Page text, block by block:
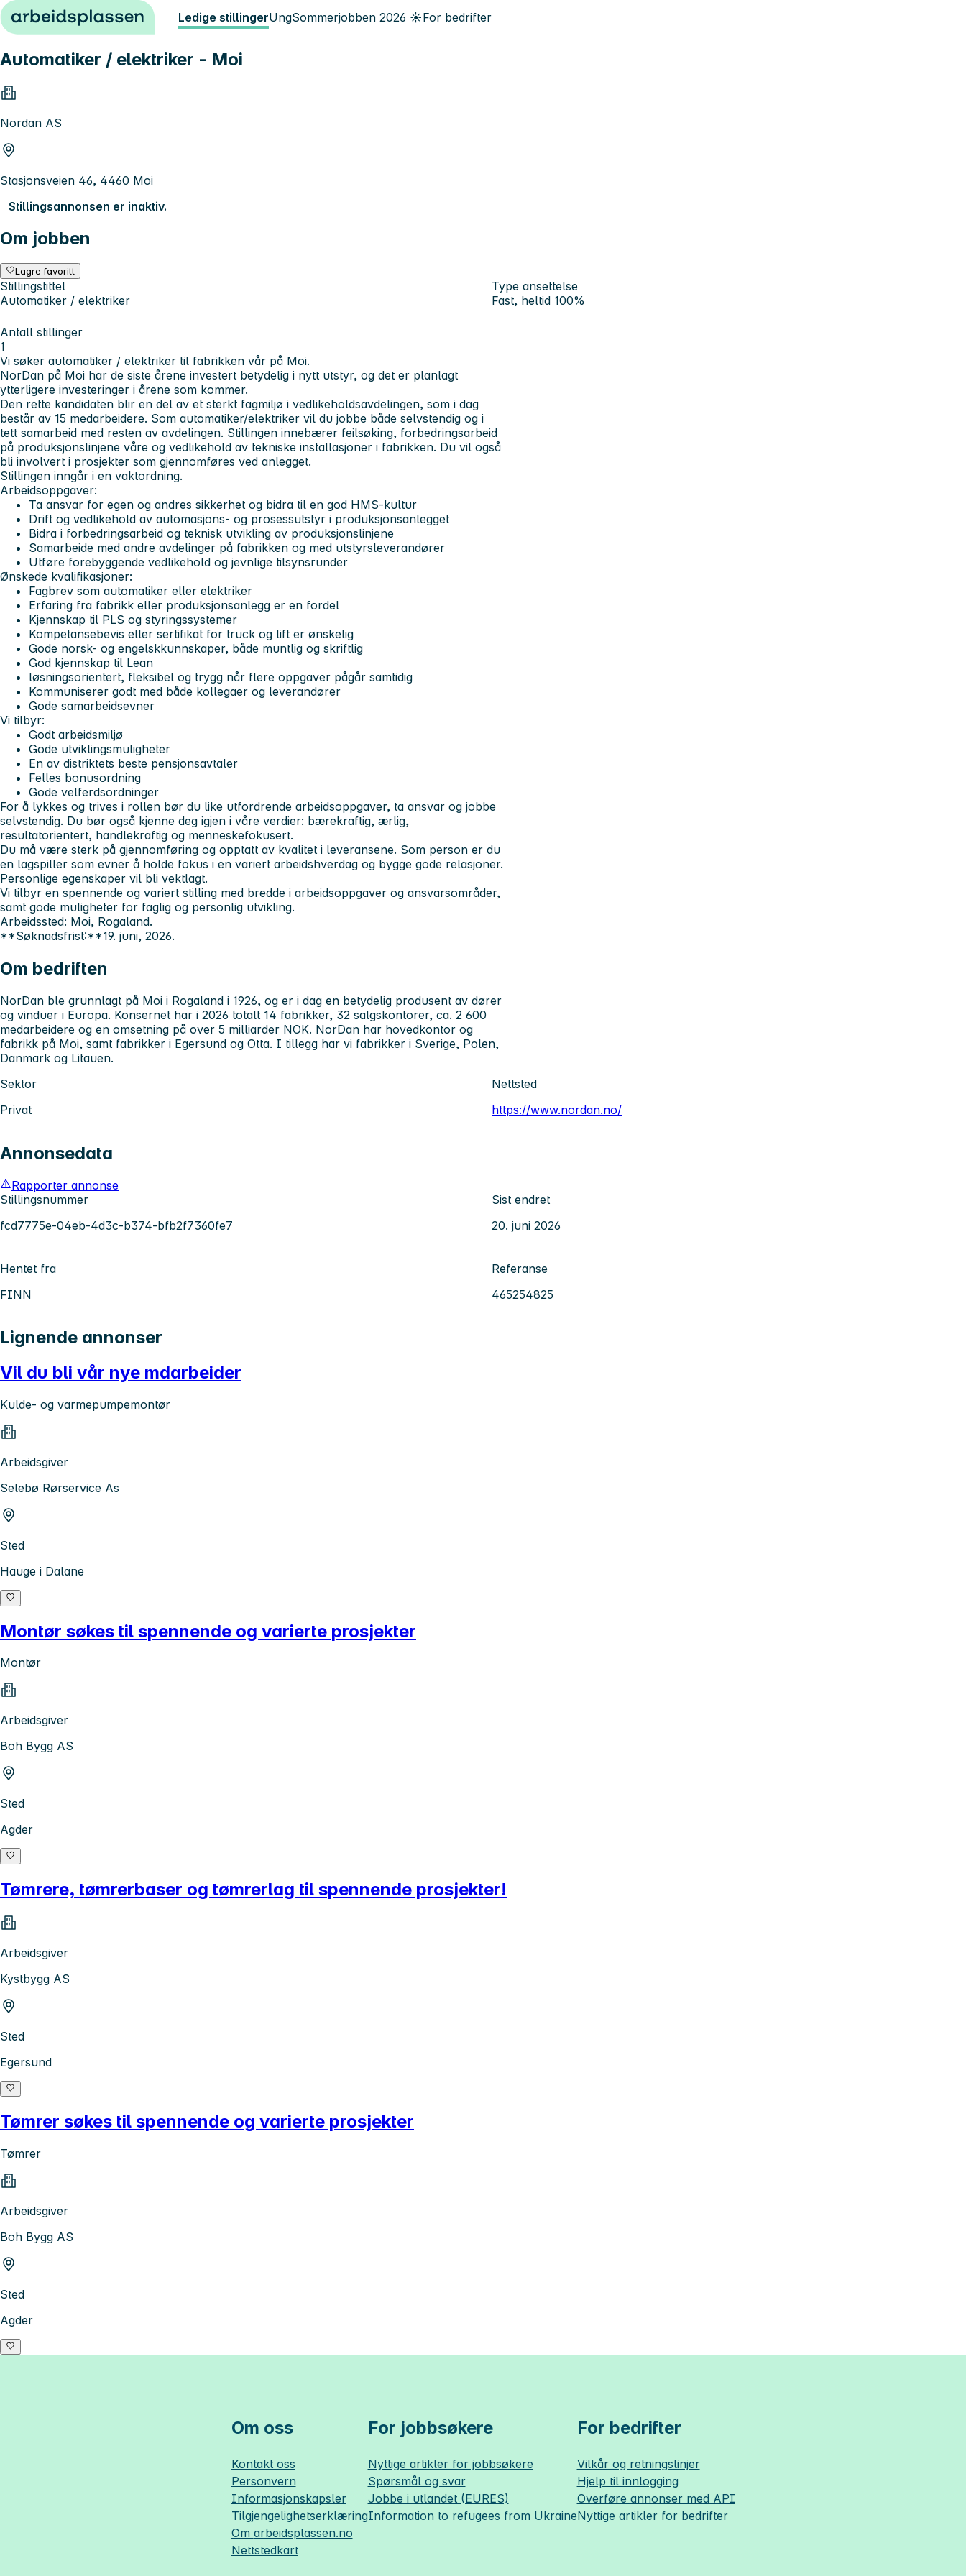
Hopp til innhold Ledige stillingerUngSommerjobben 2026 ☀️For bedrifter
Automatiker / elektriker - Moi
Nordan AS
Stasjonsveien 46, 4460 Moi
Stillingsannonsen er inaktiv.
Om jobben
Lagre favoritt
Stillingstittel
Automatiker / elektriker
Type ansettelse
Fast, heltid 100%
Antall stillinger
1
Vi søker automatiker / elektriker til fabrikken vår på Moi.
NorDan på Moi har de siste årene investert betydelig i nytt utstyr, og det er planlagt
ytterligere investeringer i årene som kommer.
Den rette kandidaten blir en del av et sterkt fagmiljø i vedlikeholdsavdelingen, som i dag
består av 15 medarbeidere. Som automatiker/elektriker vil du jobbe både selvstendig og i
tett samarbeid med resten av avdelingen. Stillingen innebærer feilsøking, forbedringsarbeid
på produksjonslinjene våre og vedlikehold av tekniske installasjoner i fabrikken. Du vil også
bli involvert i prosjekter som gjennomføres ved anlegget.
Stillingen inngår i en vaktordning.
Arbeidsoppgaver:
Ta ansvar for egen og andres sikkerhet og bidra til en god HMS-kultur
Drift og vedlikehold av automasjons- og prosessutstyr i produksjonsanlegget
Bidra i forbedringsarbeid og teknisk utvikling av produksjonslinjene
Samarbeide med andre avdelinger på fabrikken og med utstyrsleverandører
Utføre forebyggende vedlikehold og jevnlige tilsynsrunder
Ønskede kvalifikasjoner:
Fagbrev som automatiker eller elektriker
Erfaring fra fabrikk eller produksjonsanlegg er en fordel
Kjennskap til PLS og styringssystemer
Kompetansebevis eller sertifikat for truck og lift er ønskelig
Gode norsk- og engelskkunnskaper, både muntlig og skriftlig
God kjennskap til Lean
løsningsorientert, fleksibel og trygg når flere oppgaver pågår samtidig
Kommuniserer godt med både kollegaer og leverandører
Gode samarbeidsevner
Vi tilbyr:
Godt arbeidsmiljø
Gode utviklingsmuligheter
En av distriktets beste pensjonsavtaler
Felles bonusordning
Gode velferdsordninger
For å lykkes og trives i rollen bør du like utfordrende arbeidsoppgaver, ta ansvar og jobbe
selvstendig. Du bør også kjenne deg igjen i våre verdier: bærekraftig, ærlig,
resultatorientert, handlekraftig og menneskefokusert.
Du må være sterk på gjennomføring og opptatt av kvalitet i leveransene. Som person er du
en lagspiller som evner å holde fokus i en variert arbeidshverdag og bygge gode relasjoner.
Personlige egenskaper vil bli vektlagt.
Vi tilbyr en spennende og variert stilling med bredde i arbeidsoppgaver og ansvarsområder,
samt gode muligheter for faglig og personlig utvikling.
Arbeidssted: Moi, Rogaland.
**Søknadsfrist:**19. juni, 2026.
Om bedriften
NorDan ble grunnlagt på Moi i Rogaland i 1926, og er i dag en betydelig produsent av dører
og vinduer i Europa. Konsernet har i 2026 totalt 14 fabrikker, 32 salgskontorer, ca. 2 600
medarbeidere og en omsetning på over 5 milliarder NOK. NorDan har hovedkontor og
fabrikk på Moi, samt fabrikker i Egersund og Otta. I tillegg har vi fabrikker i Sverige, Polen,
Danmark og Litauen.
Sektor
Privat
Nettsted
https://www.nordan.no/
Annonsedata
Rapporter annonse
Stillingsnummer
fcd7775e-04eb-4d3c-b374-bfb2f7360fe7
Sist endret
20. juni 2026
Hentet fra
FINN
Referanse
465254825
Lignende annonser
Vil du bli vår nye mdarbeider
Kulde- og varmepumpemontør
Arbeidsgiver
Selebø Rørservice As
Sted
Hauge i Dalane
Montør søkes til spennende og varierte prosjekter
Montør
Arbeidsgiver
Boh Bygg AS
Sted
Agder
Tømrere, tømrerbaser og tømrerlag til spennende prosjekter!
Arbeidsgiver
Kystbygg AS
Sted
Egersund
Tømrer søkes til spennende og varierte prosjekter
Tømrer
Arbeidsgiver
Boh Bygg AS
Sted
Agder
Om oss
Kontakt oss
Personvern
Informasjonskapsler
Tilgjengelighetserklæring
Om arbeidsplassen.no
Nettstedkart
For jobbsøkere
Nyttige artikler for jobbsøkere
Spørsmål og svar
Jobbe i utlandet (EURES)
Information to refugees from Ukraine
For bedrifter
Vilkår og retningslinjer
Hjelp til innlogging
Overføre annonser med API
Nyttige artikler for bedrifter